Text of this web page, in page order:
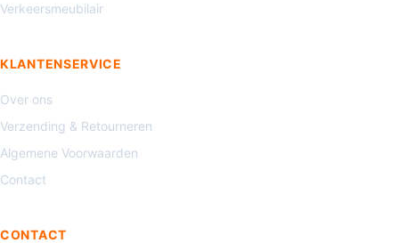
Verkeersmeubilair
KLANTENSERVICE
Over ons
Verzending & Retourneren
Algemene Voorwaarden
Contact
CONTACT